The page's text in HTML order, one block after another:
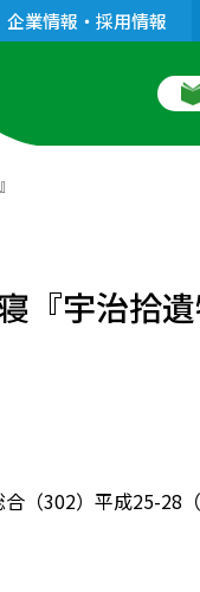
企業情報・採用情報
『宇治拾遺
（302）平成25-28